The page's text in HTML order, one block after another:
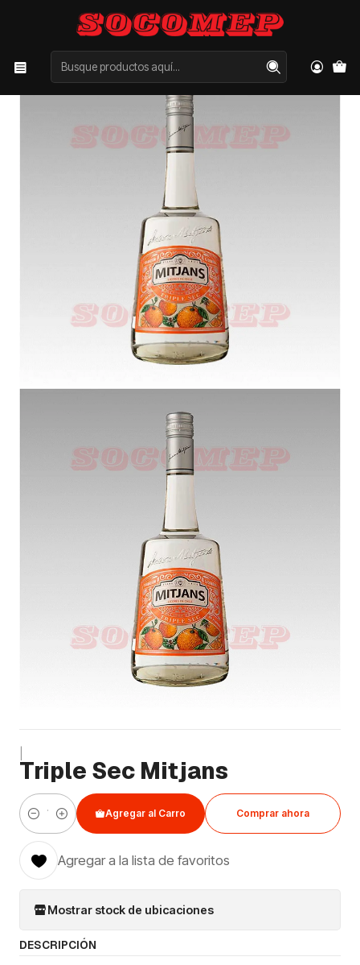
Categorías LICORES OTROS Triple Sec Mitjans
Triple Sec Mitjans
Cantidad
Agregar al Carro Comprar ahora
Agregar a la lista de favoritos
Mostrar stock de ubicaciones
DESCRIPCIÓN